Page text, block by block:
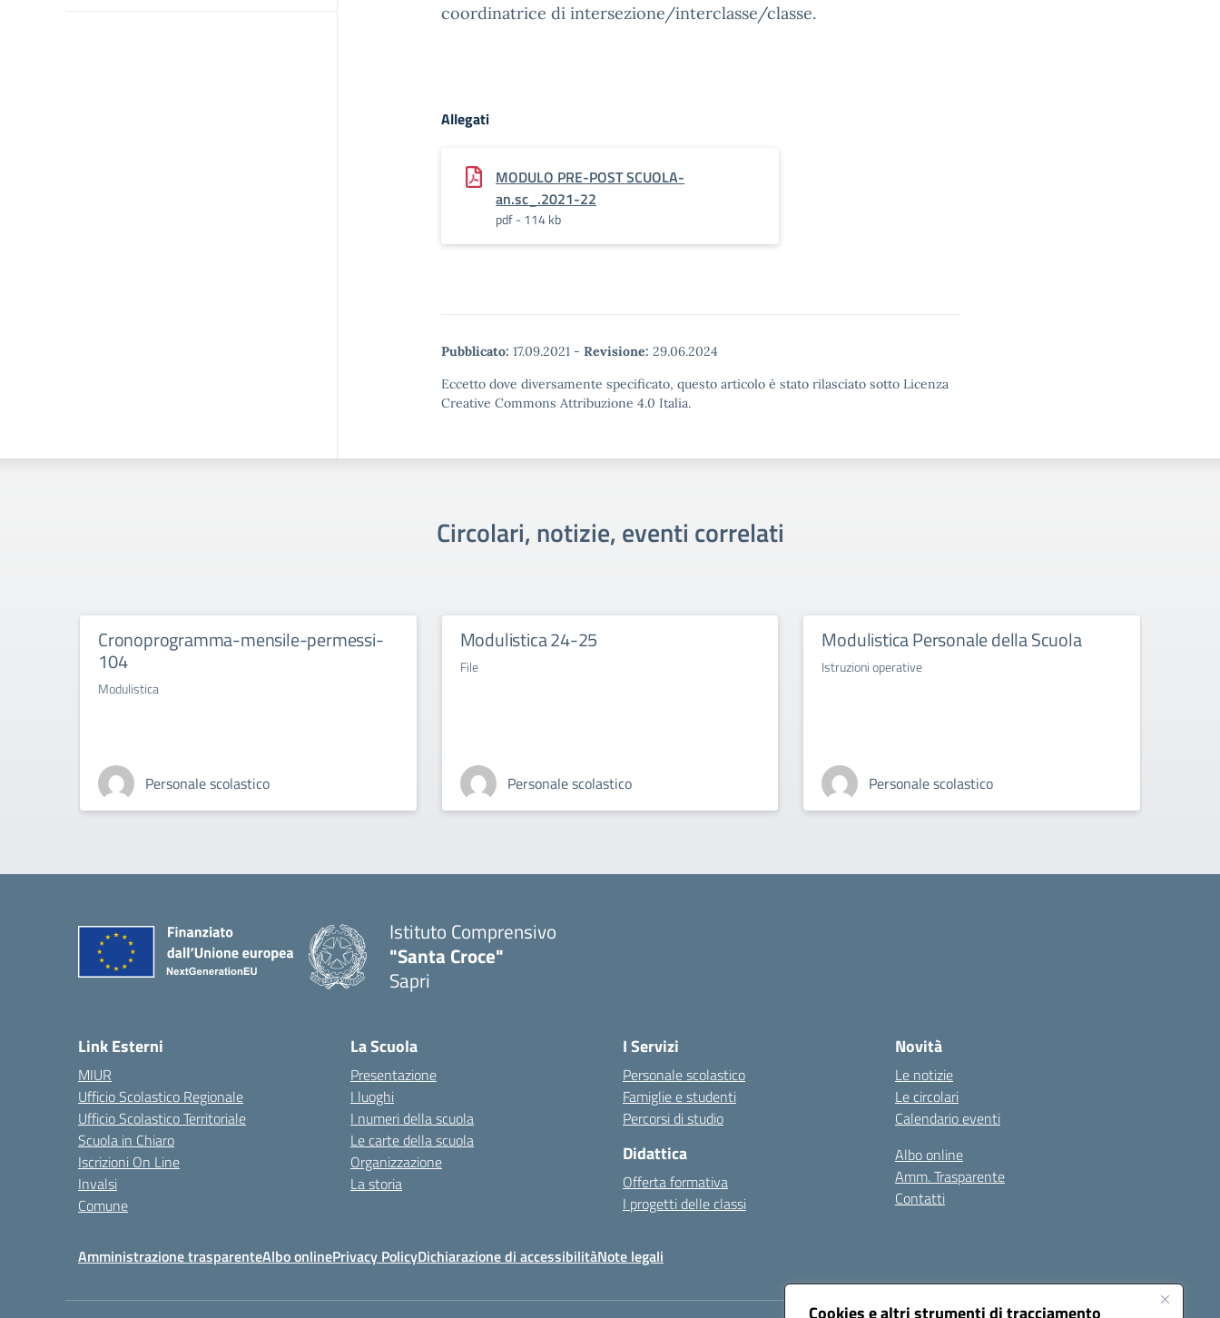
Cookies e altri strumenti di tracciamento
coordinatrice di intersezione/interclasse/classe.
Allegati
MODULO PRE-POST SCUOLA-
an.sc_.2021-22
pdf - 114 kb
Pubblicato: 17.09.2021 - Revisione: 29.06.2024
Eccetto dove diversamente specificato, questo articolo è stato rilasciato sotto Licenza
Creative Commons Attribuzione 4.0 Italia.
Circolari, notizie, eventi correlati
Cronoprogramma-mensile-permessi-
104
Modulistica
Personale scolastico
Modulistica 24-25
File
Personale scolastico
Modulistica Personale della Scuola
Istruzioni operative
Personale scolastico
Istituto Comprensivo
"Santa Croce"
Sapri
Link Esterni
MIUR
Ufficio Scolastico Regionale
Ufficio Scolastico Territoriale
Scuola in Chiaro
Iscrizioni On Line
Invalsi
Comune
La Scuola
Presentazione
I luoghi
I numeri della scuola
Le carte della scuola
Organizzazione
La storia
I Servizi
Personale scolastico
Famiglie e studenti
Percorsi di studio
Didattica
Offerta formativa
I progetti delle classi
Novità
Le notizie
Le circolari
Calendario eventi
Albo online
Amm. Trasparente
Contatti
Amministrazione trasparenteAlbo onlinePrivacy PolicyDichiarazione di accessibilitàNote legali